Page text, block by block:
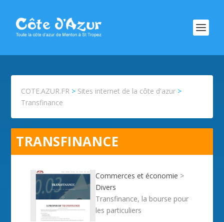
COTE.AZUR.FR > Sites internet de la côte d'azur >
Transfinance
TRANSFINANCE
Commerces et économie >
Divers
Transfinance, la bourse pour
les particuliers